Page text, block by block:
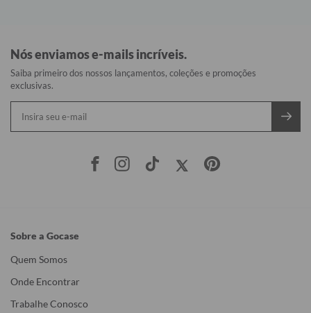
Nós enviamos e-mails incríveis.
Saiba primeiro dos nossos lançamentos, coleções e promoções
exclusivas.
Sobre a Gocase
Quem Somos
Onde Encontrar
Trabalhe Conosco